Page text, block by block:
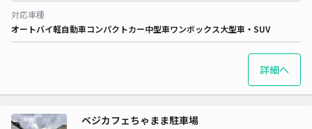
対応車種
オートバイ軽自動車コンパクトカー中型車ワンボックス大型車・SUV
詳細へ
ベジカフェちゃまま駐車場